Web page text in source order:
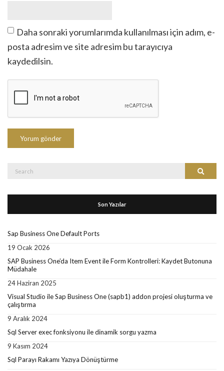
Daha sonraki yorumlarımda kullanılması için adım, e-
posta adresim ve site adresim bu tarayıcıya
kaydedilsin.
Search
Son Yazılar
Sap Business One Default Ports
19 Ocak 2026
SAP Business One’da Item Event ile Form Kontrolleri: Kaydet Butonuna
Müdahale
24 Haziran 2025
Visual Studio ile Sap Business One (sapb1) addon projesi oluşturma ve
çalıştırma
9 Aralık 2024
Sql Server exec fonksiyonu ile dinamik sorgu yazma
9 Kasım 2024
Sql Parayı Rakamı Yazıya Dönüştürme